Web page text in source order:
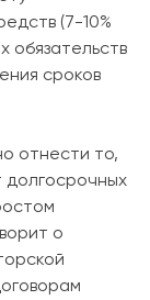
(7-10%
обязательств
сроков
отнести то,
о